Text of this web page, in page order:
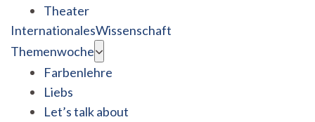
Theater
InternationalesWissenschaft
Themenwoche
Farbenlehre
Liebs
Let’s talk about